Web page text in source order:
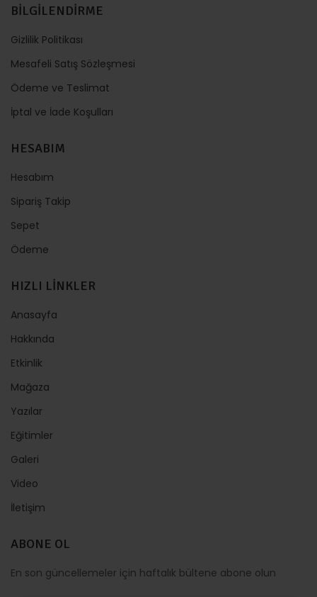
BİLGİLENDİRME
Gizlilik Politikası
Mesafeli Satış Sözleşmesi
Ödeme ve Teslimat
İptal ve İade Koşulları
HESABIM
Hesabım
Sipariş Takip
Sepet
Ödeme
HIZLI LİNKLER
Anasayfa
Hakkında
Etkinlik
Mağaza
Yazılar
Eğitimler
Galeri
Video
İletişim
ABONE OL
En son güncellemeler için haftalık bültene abone olun